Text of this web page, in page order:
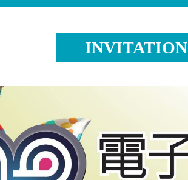
INVITATION